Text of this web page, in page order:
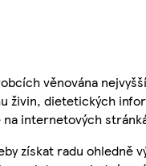
věnována
živin, dietetických
internetových
získat radu